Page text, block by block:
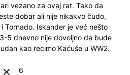
vezano za ovaj rat. Tako da
dobar ali nije nikakvo čudo,
Tornado. Iskander je već nešto
5 dnevno nije dovoljno da bude
kao recimo Kaćuše u WW2.
6